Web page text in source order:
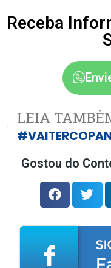
Receba
LEIA
Gostou do